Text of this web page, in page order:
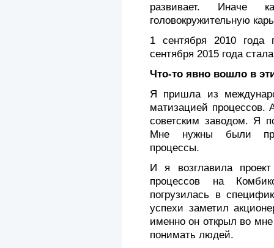
развивает.
головокружительную
1 сентября 2010
сентября 2015 года
Что-то явно вошло в
Я пришла из
матизацией процессов.
советским заводом. Я
Мне нужны были
процессы.
И я возглавила проект
про­цессов на
погрузилась в
успехи заметил
именно он открыл во
понимать людей.